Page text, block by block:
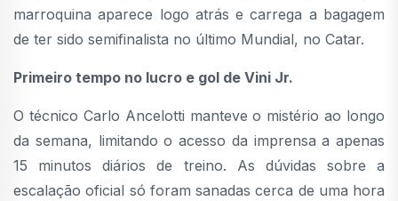
marroquina aparece logo atrás e carrega a bagagem
de ter sido semifinalista no último Mundial, no Catar.
Primeiro tempo no lucro e gol de Vini Jr.
O técnico Carlo Ancelotti manteve o mistério ao longo
da semana, limitando o acesso da imprensa a apenas
15 minutos diários de treino. As dúvidas sobre a
escalação oficial só foram sanadas cerca de uma hora